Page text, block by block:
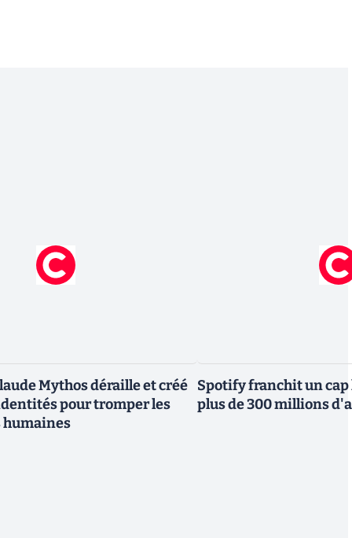
Mythos déraille et créé
pour tromper les
Spotify franchit un
plus de 300 millions